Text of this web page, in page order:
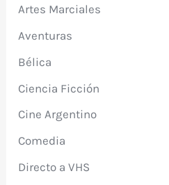
Artes Marciales
Aventuras
Bélica
Ciencia Ficción
Cine Argentino
Comedia
Directo a VHS